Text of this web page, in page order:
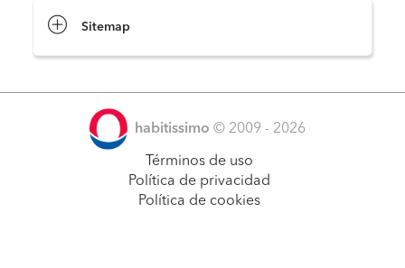
Sitemap
habitissimo © 2009 - 2026
Términos de uso
Política de privacidad
Política de cookies